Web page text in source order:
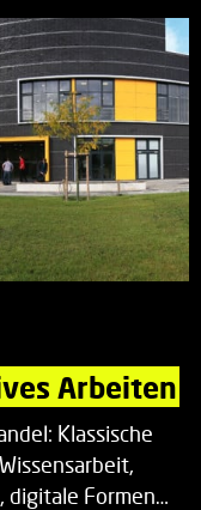
Arbeiten
Klassische
digitale Formen…